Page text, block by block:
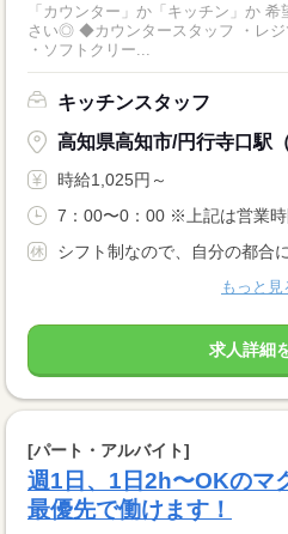
「カウンター」か「キッチン」か
さい◎ ◆カウンタースタッフ ・レジでの接客、注文 ・ドリンク作り
・ソフトクリー...
キッチンスタッフ
高知県高知市/円行寺口駅
時給1,025円～
7：00〜0：00 ※上記は営業時
シフト制なので、自分の都合
もっと見
求人詳細
[パート・アルバイト]
週1日、1日2h〜OKのマ
最優先で働けます！